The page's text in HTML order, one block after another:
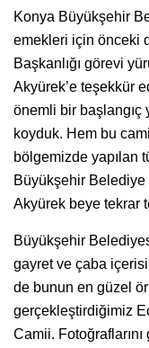
Konya Büyükşehir
emekleri için önceki
Başkanlığı görevi
Akyürek’e teşekkür
önemli bir başlangıç
koyduk. Hem bu
bölgemizde yapılan
Büyükşehir Belediye
Akyürek beye tekrar
Büyükşehir
gayret ve çaba
de bunun en güzel
gerçekleştirdiğimiz
Camii.